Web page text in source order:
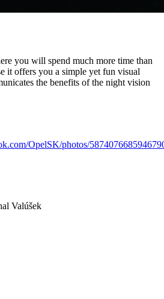
you will spend much more time than
it offers you a simple yet fun visual
the benefits of the night vision
OpelSK/photos/
Valúšek